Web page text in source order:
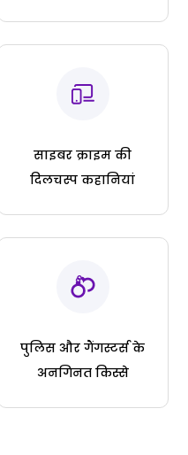
साइबर क्राइम की
दिलचस्प कहानियां
पुलिस और गैंगस्टर्स के
अनगिनत किस्से